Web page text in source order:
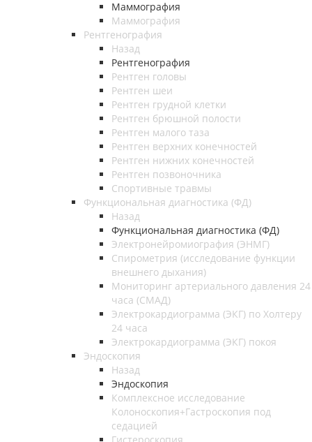
Маммография
Маммография
Рентгенография
Назад
Рентгенография
Рентген головы
Рентген шеи
Рентген грудной клетки
Рентген брюшной полости
Рентген малого таза
Рентген верхних конечностей
Рентген нижних конечностей
Рентген позвоночника
Спортивные травмы
Функциональная диагностика (ФД)
Назад
Функциональная диагностика (ФД)
Электронейромиография (ЭНМГ)
Спирометрия (исследование функции
внешнего дыхания)
Мониторинг артериального давления 24
часа (СМАД)
Электрокардиограмма (ЭКГ) по Холтеру
24 часа
Электрокардиограмма (ЭКГ) покоя
Эндоскопия
Назад
Эндоскопия
Комплексное исследование
Колоноскопия+Гастроскопия под
седацией